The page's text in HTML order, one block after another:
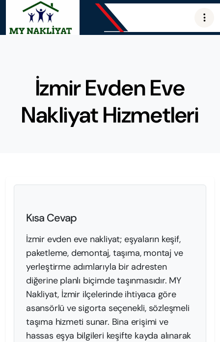
İzmir Evden Eve
Nakliyat Hizmetleri
Kısa Cevap
İzmir evden eve nakliyat; eşyaların keşif,
paketleme, demontaj, taşıma, montaj ve
yerleştirme adımlarıyla bir adresten
diğerine planlı biçimde taşınmasıdır. MY
Nakliyat, İzmir ilçelerinde ihtiyaca göre
asansörlü ve sigorta seçenekli, sözleşmeli
taşıma hizmeti sunar. Bina erişimi ve
hassas eşya bilgileri keşifte kayda alınarak